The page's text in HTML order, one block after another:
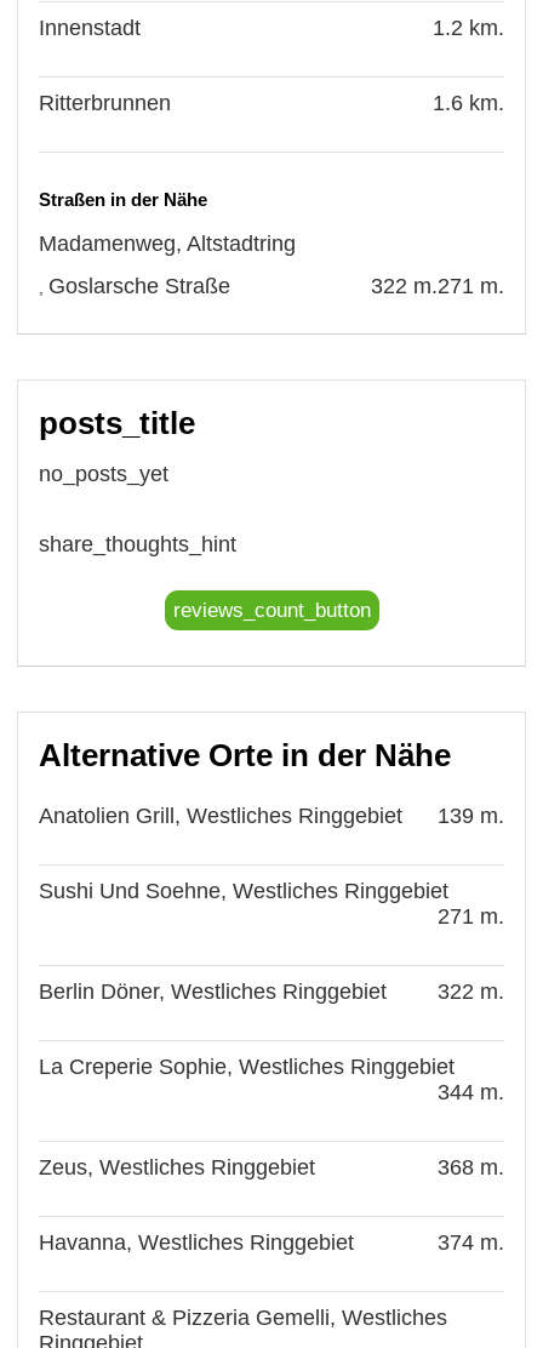
Innenstadt 1.2 km.
Ritterbrunnen 1.6 km.
Straßen in der Nähe
Madamenweg,Altstadtring
271 m.
Goslarsche Straße 322 m.
posts_title
no_posts_yet
share_thoughts_hint
reviews_count_button
Alternative Orte in der Nähe
Anatolien Grill, Westliches Ringgebiet 139 m.
Sushi Und Soehne, Westliches Ringgebiet
271 m.
Berlin Döner, Westliches Ringgebiet 322 m.
La Creperie Sophie, Westliches Ringgebiet
344 m.
Zeus, Westliches Ringgebiet 368 m.
Havanna, Westliches Ringgebiet 374 m.
Restaurant & Pizzeria Gemelli, Westliches
Ringgebiet